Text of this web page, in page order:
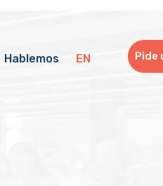
Hablemos EN Pide